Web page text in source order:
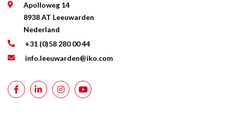
Apolloweg 14
8938 AT Leeuwarden
Nederland
+31 (0)58 280 00 44
info.leeuwarden@iko.com